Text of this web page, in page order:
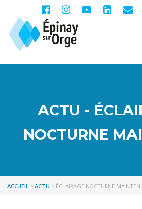
ACTU -
NOCTURNE
ACCUEIL > ACTU > ÉCLAIRAGE NOCTURNE